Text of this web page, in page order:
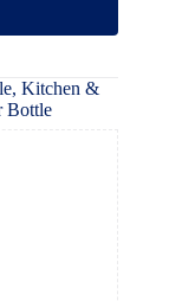
, Kitchen &
Bottle